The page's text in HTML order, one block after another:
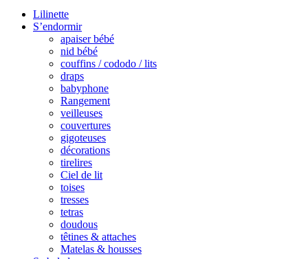
Lilinette
S’endormir
apaiser bébé
nid bébé
couffins / cododo / lits
draps
babyphone
Rangement
veilleuses
couvertures
gigoteuses
décorations
tirelires
Ciel de lit
toises
tresses
tetras
doudous
têtines & attaches
Matelas & housses